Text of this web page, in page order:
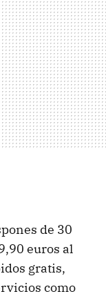
de 30
euros al
gratis,
como